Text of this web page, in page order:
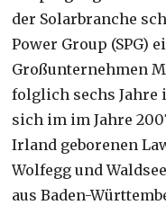
der Solarbranche
Power Group (SPG)
Großunternehmen
folglich sechs Jahre
sich im im Jahre
Irland geborenen
Wolfegg und
aus Baden-